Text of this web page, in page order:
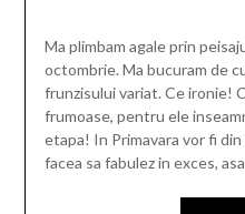
Ma plimbam agale prin
octombrie. Ma bucuram de
frunzisului variat. Ce ironie!
frumoase, pentru ele
etapa! In Primavara vor fi din
facea sa fabulez in exces,